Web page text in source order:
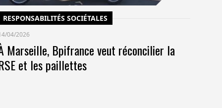
RESPONSABILITÉS SOCIÉTALES
04/2026
Marseille, Bpifrance veut réconcilier la
et les paillettes